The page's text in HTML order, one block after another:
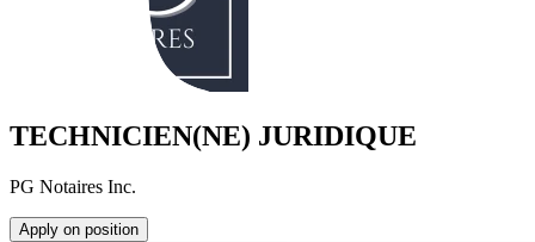
TECHNICIEN(NE) JURIDIQUE
PG Notaires Inc.
Apply on position